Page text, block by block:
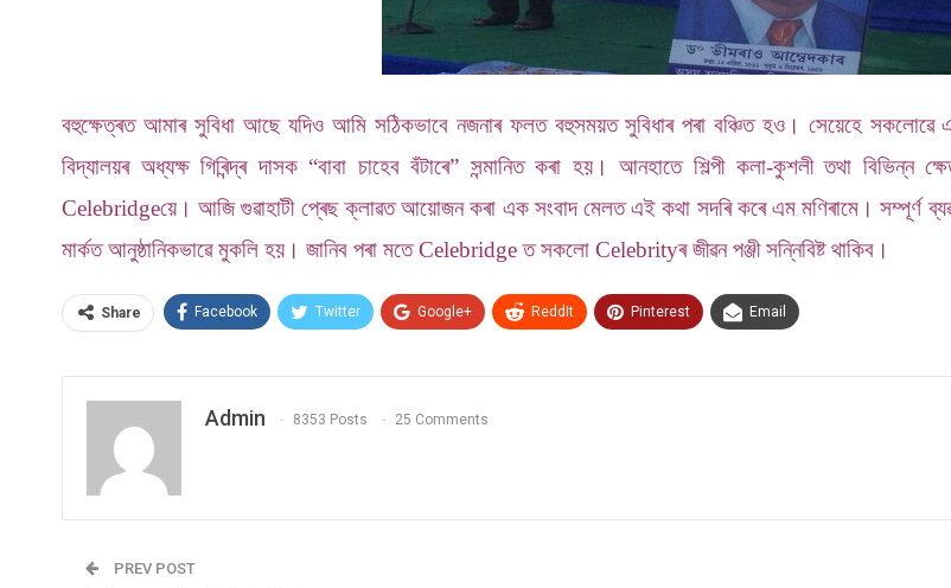
বহুক্ষেত্ৰত আমাৰ সুবিধা আছে যদিও আমি সঠিকভাবে নজনাৰ ফলত বহুসময়ত সুবিধাৰ পৰা বঞ্চিত হও। সেয়েহে সকলোৱে
বিদ্যালয়ৰ অধ্যক্ষ গিৰিন্দ্ৰ দাসক “বাবা চাহেব বঁটাৰে” সন্মানিত কৰা হয়। আনহাতে শিল্পী কলা-কুশলী তথা বিভিন্ন
Celebridgeয়ে। আজি গুৱাহাটী প্ৰেছ ক্লাৱত আয়োজন কৰা এক সংবাদ মেলত এই কথা সদৰি কৰে এম মণিৰামে। সম্পূৰ্ণ
মাৰ্কত আনুষ্ঠানিকভাৱে মুকলি হয়। জানিব পৰা মতে Celebridge ত সকলো Celebrityৰ জীৱন পঞ্জী সন্নিবিষ্ট থাকিব।
Share Facebook Twitter Google+ ReddIt Pinterest Email
Admin 8353 Posts 25 Comments
PREV POST